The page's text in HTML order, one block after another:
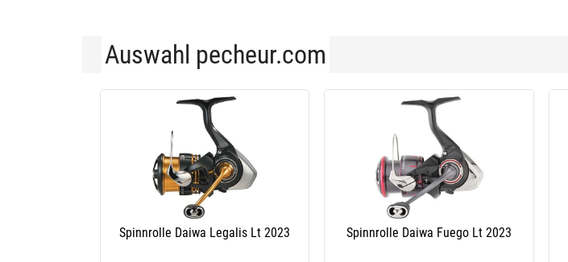
Auswahl pecheur.com
Spinnrolle Daiwa Legalis Lt 2023 Spinnrolle Daiwa Fuego Lt 2023